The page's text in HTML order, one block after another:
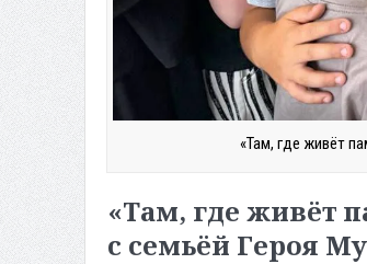
«Там, где живёт
«Там, где живёт
с семьёй Героя